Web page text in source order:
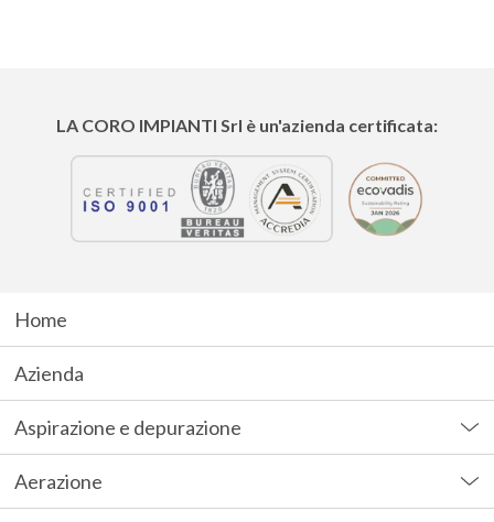
LA CORO IMPIANTI Srl è un'azienda certificata:
Home
Azienda
Aspirazione e depurazione
Aerazione